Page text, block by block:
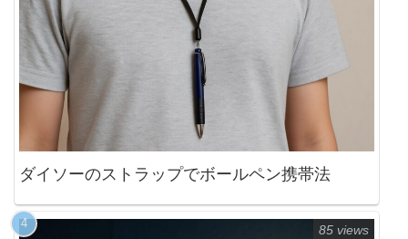
ダイソーのストラップでボールペン携帯法
85 views